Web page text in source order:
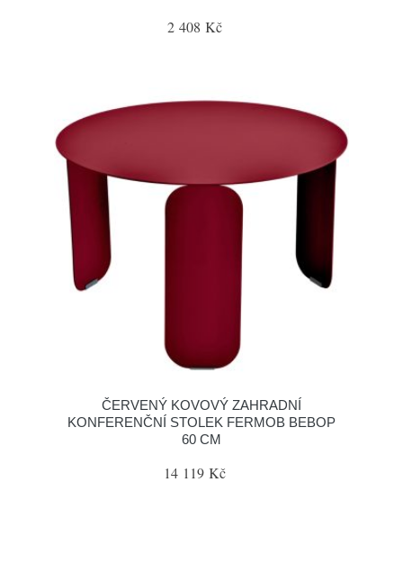
2 408 Kč
ČERVENÝ KOVOVÝ ZAHRADNÍ
KONFERENČNÍ STOLEK FERMOB BEBOP
60 CM
14 119 Kč